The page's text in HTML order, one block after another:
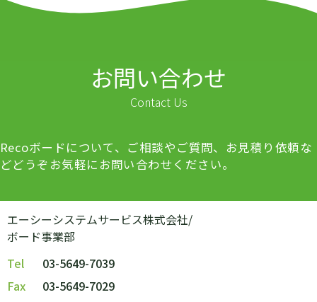
お問い合わせ
Contact Us
Recoボードについて、ご相談やご質問、お見積り依頼な
どどうぞお気軽にお問い合わせください。
エーシーシステムサービス株式会社/
ボード事業部
Tel
03-5649-7039
Fax
03-5649-7029